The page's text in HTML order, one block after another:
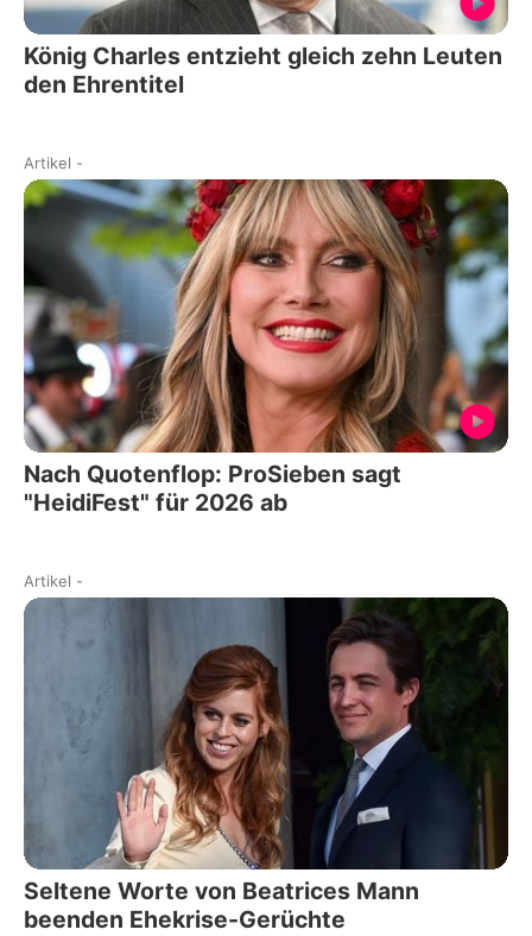
König Charles entzieht gleich zehn Leuten
den Ehrentitel
Artikel -
Nach Quotenflop: ProSieben sagt
"HeidiFest" für 2026 ab
Artikel -
Seltene Worte von Beatrices Mann
beenden Ehekrise-Gerüchte